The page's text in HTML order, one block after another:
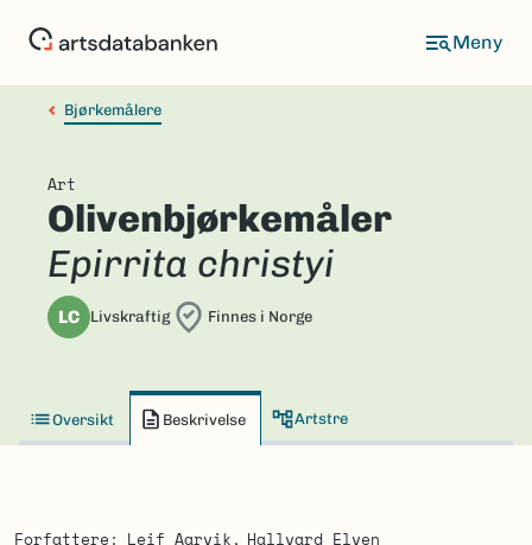
Bjørkemålere
Art
Olivenbjørkemåler
Epirrita christyi
LC Livskraftig Finnes i Norge
Oversikt Beskrivelse Artstre
Forfattere Leif Aarvik
Hallvard Elven